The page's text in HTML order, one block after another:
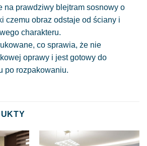
na prawdziwy blejtram sosnowy o
czemu obraz odstaje od ściany i
charakteru.
co sprawia, że nie
oprawy i jest gotowy do
po rozpakowaniu.